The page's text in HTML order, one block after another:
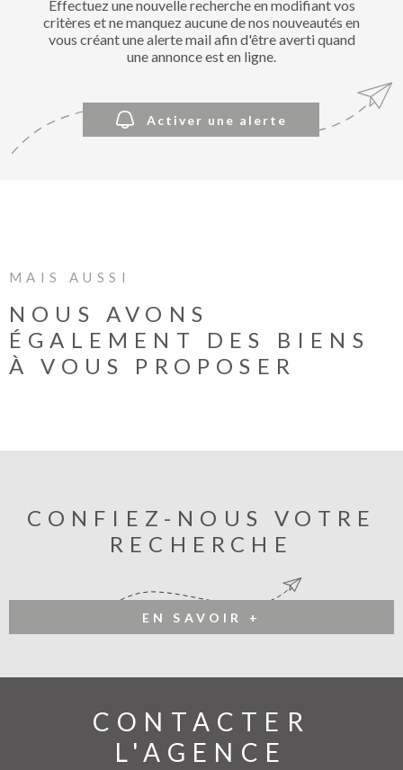
CHEZ
Effectuez une nouvelle recherche en modifiant vos
critères et ne manquez aucune de nos nouveautés en
vous créant une alerte mail afin d'être averti quand
une annonce est en ligne.
Activer une alerte
MAIS AUSSI
NOUS AVONS
ÉGALEMENT DES BIENS
À VOUS PROPOSER
CONFIEZ-NOUS VOTRE
RECHERCHE
EN SAVOIR +
CONTACTER
L'AGENCE